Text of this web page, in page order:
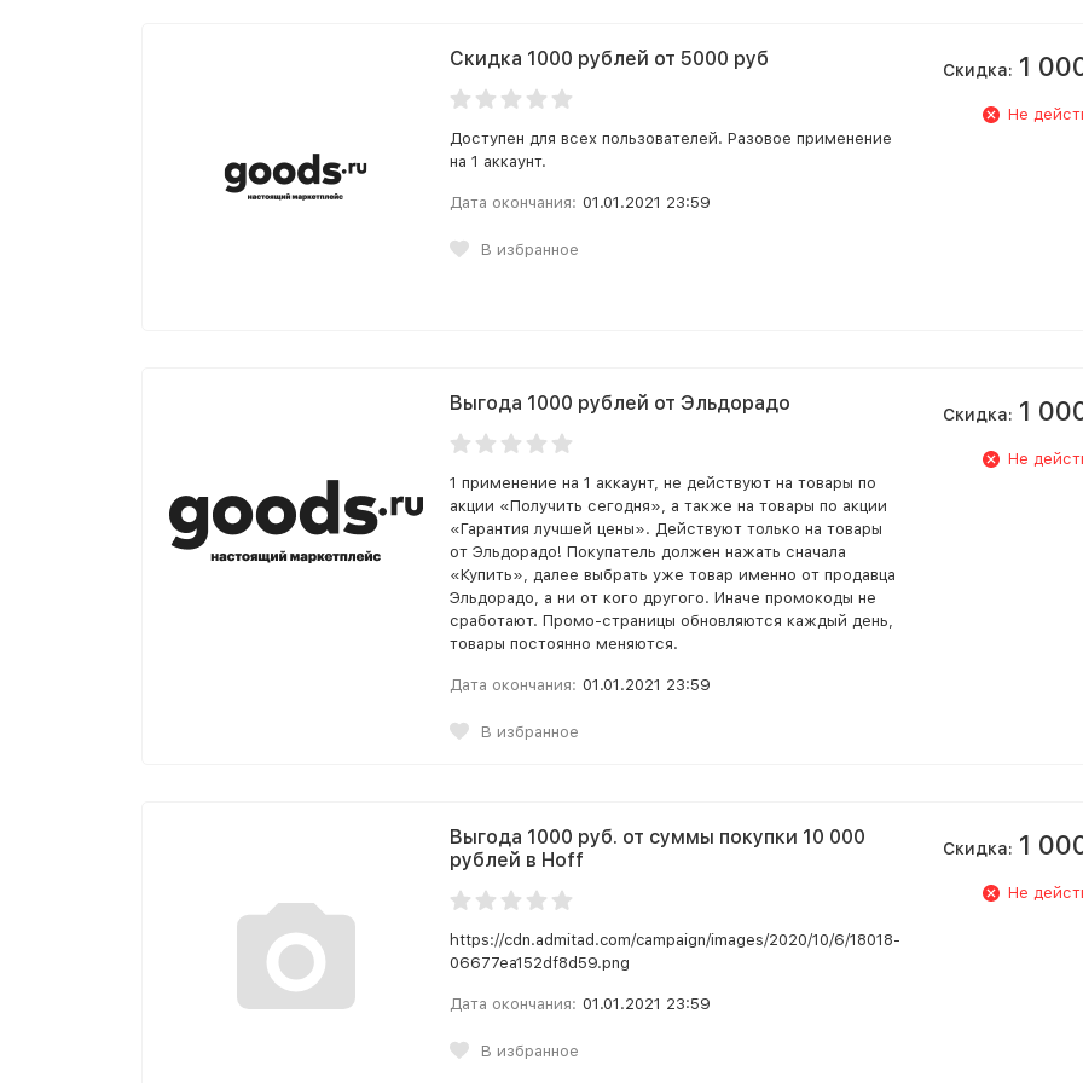
Скидка 1000 рублей от 5000 руб
Доступен для всех пользователей. Разовое применение
на 1 аккаунт.
Дата окончания: 01.01.2021 23:59
В избранное
Скидка: 1
Не
Выгода 1000 рублей от Эльдорадо
1 применение на 1 аккаунт, не действуют на товары по
акции «Получить сегодня», а также на товары по акции
«Гарантия лучшей цены». Действуют только на товары
от Эльдорадо! Покупатель должен нажать сначала
«Купить», далее выбрать уже товар именно от продавца
Эльдорадо, а ни от кого другого. Иначе промокоды не
сработают. Промо-страницы обновляются каждый день,
товары постоянно меняются.
Дата окончания: 01.01.2021 23:59
В избранное
Скидка: 1
Не
Выгода 1000 руб. от суммы покупки 10 000
рублей в Hoff
https://cdn.admitad.com/campaign/images/2020/10/6/18018-
06677ea152df8d59.png
Дата окончания: 01.01.2021 23:59
В избранное
Скидка: 1
Не